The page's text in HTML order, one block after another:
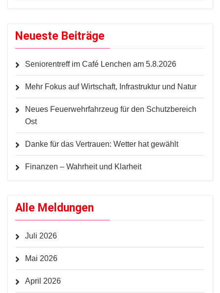
Neueste Beiträge
Seniorentreff im Café Lenchen am 5.8.2026
Mehr Fokus auf Wirtschaft, Infrastruktur und Natur
Neues Feuerwehrfahrzeug für den Schutzbereich
Ost
Danke für das Vertrauen: Wetter hat gewählt
Finanzen – Wahrheit und Klarheit
Alle Meldungen
Juli 2026
Mai 2026
April 2026